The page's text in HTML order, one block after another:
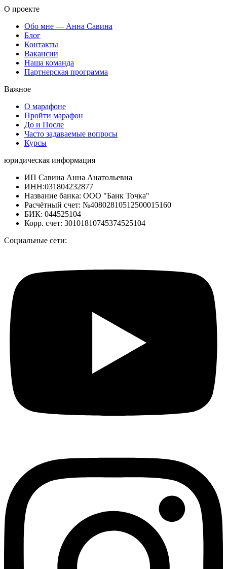
О проекте
Обо мне — Анна Савина
Блог
Контакты
Вакансии
Наша команда
Партнерская программа
Важное
О марафоне
Пройти марафон
До и После
Часто задаваемые вопросы
Курсы
юридическая информация
ИП Савина Анна Анатольевна
ИНН:031804232877
Название банка: ООО "Банк Точка"
Расчётный счет: №40802810512500015160
БИК: 044525104
Корр. счет: 30101810745374525104
Социальные сети: